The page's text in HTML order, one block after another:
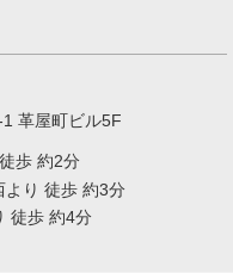
革屋町ビル5F
歩 約2分
より 徒歩 約3分
徒歩 約4分